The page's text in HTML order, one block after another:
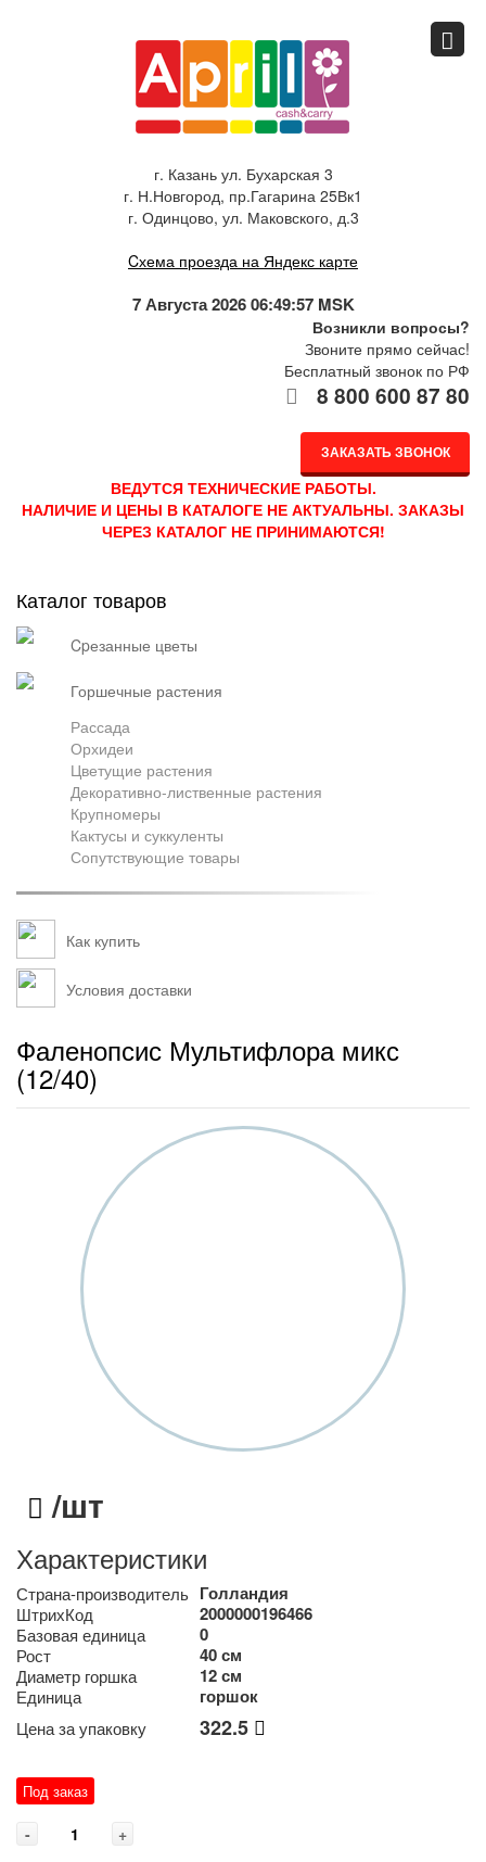
г. Казань ул. Бухарская 3
г. Н.Новгород, пр.Гагарина 25Вк1
г. Одинцово, ул. Маковского, д.3
Cхема проезда на Яндекс карте
7 Августа 2026 06:49:57 MSK
Возникли вопросы?
Звоните прямо сейчас!
Бесплатный звонок по РФ
8 800 600 87 80
ЗАКАЗАТЬ ЗВОНОК
Главная
Спец.предложения
Как купить
Грузоперевозки
Контакты
Франшиза
ВЕДУТСЯ ТЕХНИЧЕСКИЕ РАБОТЫ.
НАЛИЧИЕ И ЦЕНЫ В КАТАЛОГЕ НЕ АКТУАЛЬНЫ. ЗАКАЗЫ
ЧЕРЕЗ КАТАЛОГ НЕ ПРИНИМАЮТСЯ!
Каталог товаров
cpезанные цветы
горшечные растения
Рассада
Орхидеи
Цветущие растения
Декоративно-лиственные растения
Крупномеры
Кактусы и суккуленты
Сопутствующие товары
Как купить
Условия доставки
Фаленопсис Мультифлора микс
(12/40)
/шт
Характеристики
Страна-производитель Голландия
ШтрихКод 2000000196466
Базовая единица 0
Рост 40 см
Диаметр горшка 12 см
Единица горшок
Цена за упаковку 322.5
Под заказ
- +